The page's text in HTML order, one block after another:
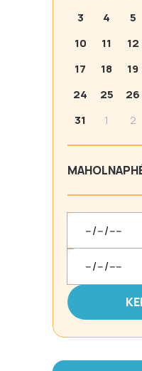
3
4 5
10
11 12
17
18 19
24
25 26
31
1 2
MAHOLNAP